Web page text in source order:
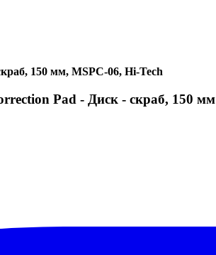
150 мм, MSPC-06, Hi-Tech
Pad - Диск - скраб, 150 мм